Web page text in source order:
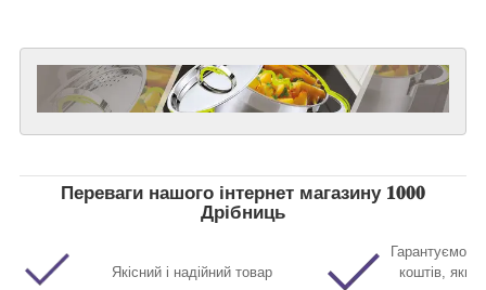
Переваги нашого інтернет магазину 𝟏𝟎𝟎𝟎
Дрібниць
Якісний і надійний товар
Гарантуємо
коштів,